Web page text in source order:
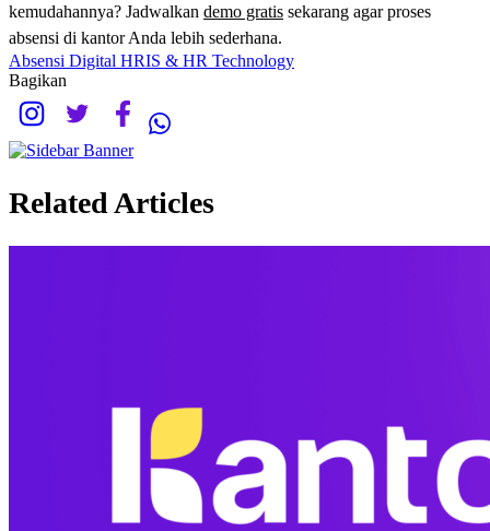
kemudahannya? Jadwalkan demo gratis sekarang agar proses
absensi di kantor Anda lebih sederhana.
Absensi Digital HRIS & HR Technology
Bagikan
Related Articles